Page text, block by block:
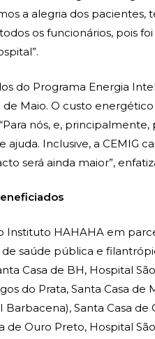
a alegria dos
os funcionários, pois
do Programa Energia
de Maio. O custo
nós, e,
ajuda. Inclusive, a CEMIG
será ainda maior”,
Instituto HAHAHA em
de saúde pública e
Casa de BH, Hospital
do Prata, Santa Casa de
Barbacena), Santa Casa de
de Ouro Preto, Hospital